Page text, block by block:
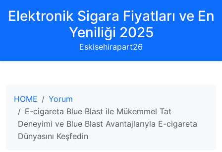
Elektronik Sigara Fiyatları ve En
Yeniliği 2025
Eskisehirapart26
HOME
Yorum
E-cigareta Blue Blast ile Mükemmel Tat
Deneyimi ve Blue Blast Avantajlarıyla E-cigareta
Dünyasını Keşfedin